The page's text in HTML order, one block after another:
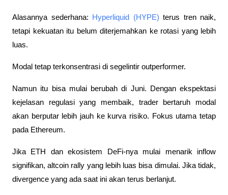
Alasannya sederhana: Hyperliquid (HYPE) terus tren naik,
tetapi kekuatan itu belum diterjemahkan ke rotasi yang lebih
luas.
Modal tetap terkonsentrasi di segelintir outperformer.
Namun itu bisa mulai berubah di Juni. Dengan ekspektasi
kejelasan regulasi yang membaik, trader bertaruh modal
akan berputar lebih jauh ke kurva risiko. Fokus utama tetap
pada Ethereum.
Jika ETH dan ekosistem DeFi-nya mulai menarik inflow
signifikan, altcoin rally yang lebih luas bisa dimulai. Jika tidak,
divergence yang ada saat ini akan terus berlanjut.